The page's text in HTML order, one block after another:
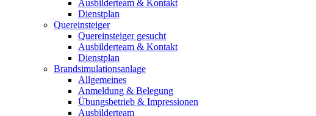
Ausbilderteam & Kontakt
Dienstplan
Quereinsteiger
Quereinsteiger gesucht
Ausbilderteam & Kontakt
Dienstplan
Brandsimulationsanlage
Allgemeines
Anmeldung & Belegung
Übungsbetrieb & Impressionen
Ausbilderteam